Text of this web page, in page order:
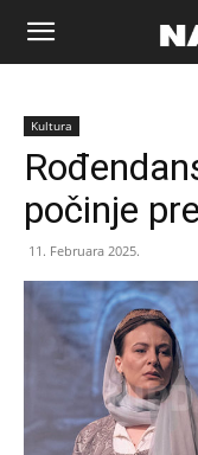
Naša
riječ
Zenica
Kultura
počinje
11. Februara 2025.